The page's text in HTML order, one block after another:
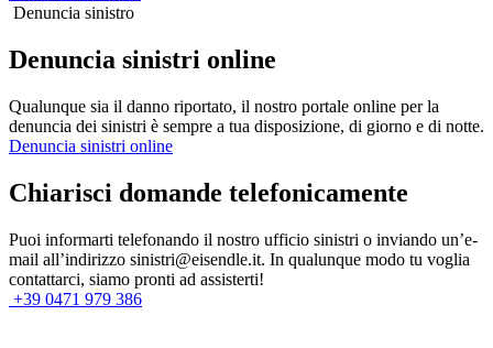
Denuncia sinistro
Denuncia sinistri online
Qualunque sia il danno riportato, il nostro portale online per la
denuncia dei sinistri è sempre a tua disposizione, di giorno e di notte.
Denuncia sinistri online
Chiarisci domande telefonicamente
Puoi informarti telefonando il nostro ufficio sinistri o inviando un’e-
mail all’indirizzo sinistri@eisendle.it. In qualunque modo tu voglia
contattarci, siamo pronti ad assisterti!
+39 0471 979 386